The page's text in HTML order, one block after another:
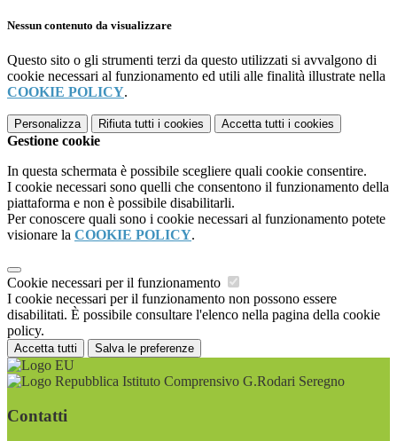
Nessun contenuto da visualizzare
Questo sito o gli strumenti terzi da questo utilizzati si avvalgono di
cookie necessari al funzionamento ed utili alle finalità illustrate nella
COOKIE POLICY.
Personalizza Rifiuta tutti i cookies Accetta tutti i cookies
Gestione cookie
In questa schermata è possibile scegliere quali cookie consentire.
I cookie necessari sono quelli che consentono il funzionamento della
piattaforma e non è possibile disabilitarli.
Per conoscere quali sono i cookie necessari al funzionamento potete
visionare la COOKIE POLICY.
Cookie necessari per il funzionamento
I cookie necessari per il funzionamento non possono essere
disabilitati. È possibile consultare l'elenco nella pagina della cookie
policy.
Accetta tutti Salva le preferenze
Istituto Comprensivo G.Rodari Seregno
Contatti